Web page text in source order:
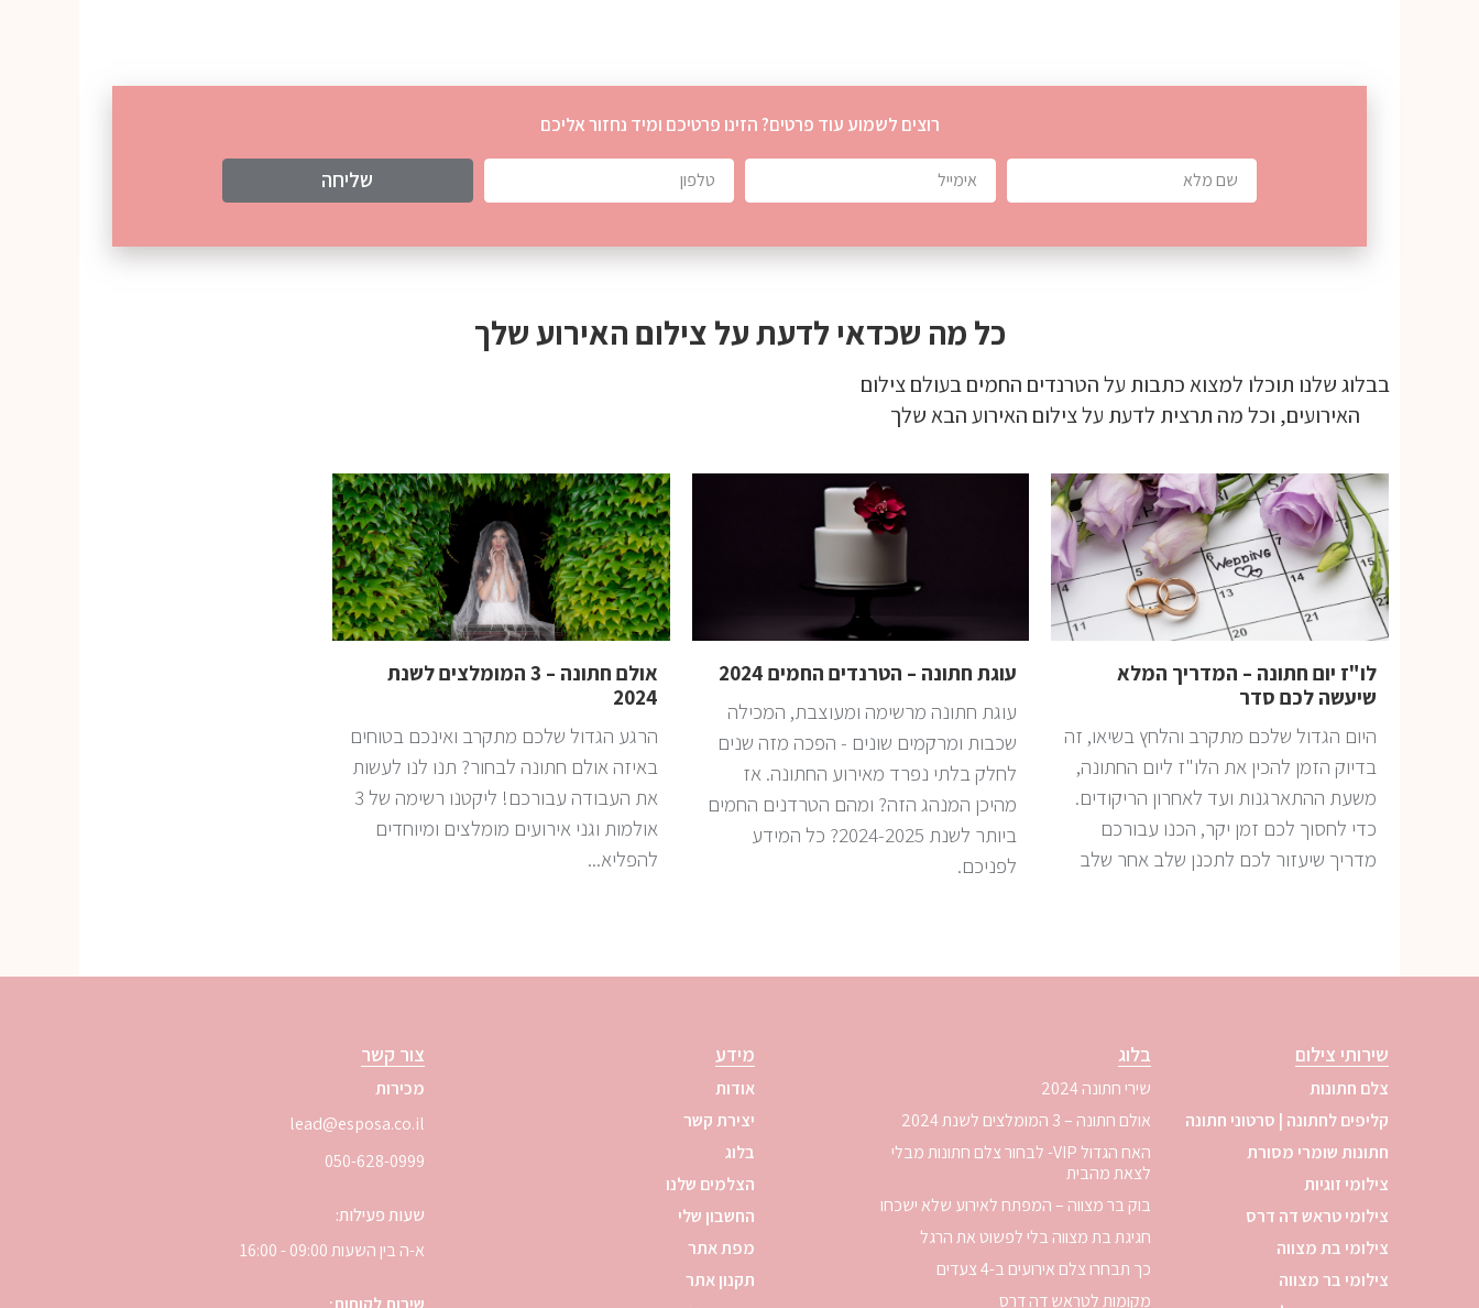
רוצים לשמוע עוד פרטים? הזינו פרטיכם ומיד נחזור אליכם
שליחה
כל מה שכדאי לדעת על צילום האירוע שלך
בבלוג שלנו תוכלו למצוא כתבות על הטרנדים החמים בעולם צילום
האירועים, וכל מה תרצית לדעת על צילום האירוע הבא שלך
לו"ז יום חתונה – המדריך המלא
שיעשה לכם סדר
היום הגדול שלכם מתקרב והלחץ בשיאו, זה
בדיוק הזמן להכין את הלו"ז ליום החתונה,
משעת ההתארגנות ועד לאחרון הריקודים.
כדי לחסוך לכם זמן יקר, הכנו עבורכם
מדריך שיעזור לכם לתכנן שלב אחר שלב
עוגת חתונה – הטרנדים החמים 2024
עוגת חתונה מרשימה ומעוצבת, המכילה
שכבות ומרקמים שונים - הפכה מזה שנים
לחלק בלתי נפרד מאירוע החתונה. אז
מהיכן המנהג הזה? ומהם הטרדנים החמים
ביותר לשנת 2024-2025? כל המידע
לפניכם.
אולם חתונה – 3 המומלצים לשנת
2024
הרגע הגדול שלכם מתקרב ואינכם בטוחים
באיזה אולם חתונה לבחור? תנו לנו לעשות
את העבודה עבורכם! ליקטנו רשימה של 3
אולמות וגני אירועים מומלצים ומיוחדים
להפליא...
שירותי צילום
צלם חתונות
קליפים לחתונה | סרטוני חתונה
חתונות שומרי מסורת
צילומי זוגיות
צילומי טראש דה דרס
צילומי בת מצווה
צילומי בר מצווה
בלוג
שירי חתונה 2024
אולם חתונה – 3 המומלצים לשנת 2024
האח הגדול VIP- לבחור צלם חתונות מבלי
לצאת מהבית
בוק בר מצווה – המפתח לאירוע שלא ישכחו
חגיגת בת מצווה בלי לפשוט את הרגל
כך תבחרו צלם אירועים ב-4 צעדים
מקומות לטראש דה דרס
מידע
אודות
יצירת קשר
בלוג
הצלמים שלנו
החשבון שלי
מפת אתר
תקנון אתר
צור קשר
מכירות
lead@esposa.co.il
050-628-0999
שעות פעילות:
א-ה בין השעות 09:00 - 16:00